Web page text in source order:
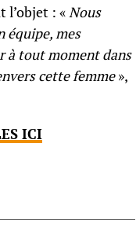
l’objet : «Nous
équipe, mes
à tout moment dans
cette femme»,
ICI